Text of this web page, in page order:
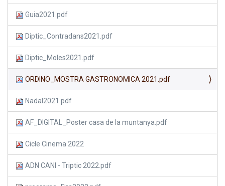
Guia2021.pdf
Diptic_Contradans2021.pdf
Diptic_Moles2021.pdf
ORDINO_MOSTRA GASTRONOMICA 2021.pdf
Nadal2021.pdf
AF_DIGITAL_Poster casa de la muntanya.pdf
Cicle Cinema 2022
ADN CANI - Triptic 2022.pdf